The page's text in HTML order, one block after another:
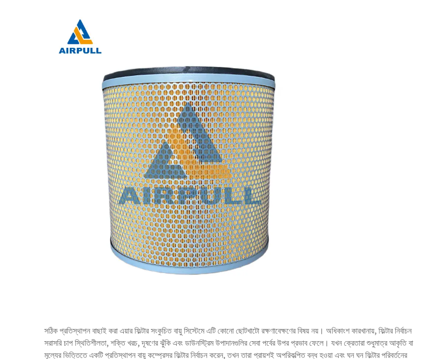
সঠিক প্রতিস্থাপন বাছাই করাএয়ার ফিল্টারসংকুচিত বায়ু সিস্টেমে এটি কোনো ছোটখাটো রক্ষণাবেক্ষণের বিষয় নয়। অধিকাংশ কারখানায়, ফিল্টার নির্বাচন
সরাসরি চাপ স্থিতিশীলতা, শক্তি খরচ, দূষণের ঝুঁকি এবং ডাউনস্ট্রিম উপাদানগুলির সেবা পর্বের উপর প্রভাব ফেলে। যখন ক্রেতারা শুধুমাত্র আকৃতি বা
মূল্যের ভিত্তিতে একটি প্রতিস্থাপন বায়ু কম্প্রেসর ফিল্টার নির্বাচন করেন, তখন তারা প্রায়শই অপরিকল্পিত বন্ধ হওয়া এবং ঘন ঘন ফিল্টার পরিবর্তনের